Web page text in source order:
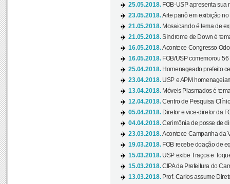
25.05.2018. FOB-USP apresenta sua
23.05.2018.Arte panô em exibição no
21.05.2018. Mosaicando é tema de
21.05.2018.Síndrome de Down é
16.05.2018.Acontece Congresso
16.05.2018. FOB/USP comemorou
25.04.2018. Homenageado prefeito
23.04.2018. USP e APM
13.04.2018. Móveis Plasmados é
12.04.2018.Centro de Pesquisa
05.04.2018. Diretor e vice-diretor da
04.04.2018.Cerimônia de posse de
23.03.2018.Acontece Campanha da
19.03.2018. FOB recebe doação de
15.03.2018. USP exibe Traços e
15.03.2018.CIPA da Prefeitura do
13.03.2018. Prof. Carlos assume